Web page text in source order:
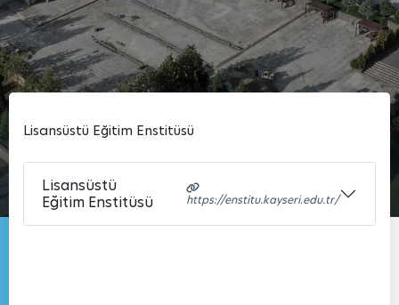
Lisansüstü Eğitim Enstitüsü
Lisansüstü
Eğitim Enstitüsü
https://enstitu.kayseri.edu.tr/